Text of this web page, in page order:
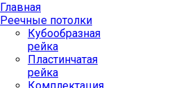
Главная
Реечные потолки
Кубообразная
рейка
Пластинчатая
рейка